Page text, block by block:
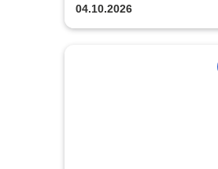
Allgäu 6
04.10.2026